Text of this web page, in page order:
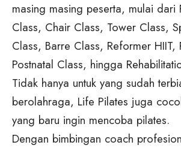
masing masing peserta, mulai dari
Class, Chair Class, Tower Class,
Class, Barre Class, Reformer HIIT,
Postnatal Class, hingga
Tidak hanya untuk yang sudah
berolahraga, Life Pilates juga
yang baru ingin mencoba pilates.
Dengan bimbingan coach